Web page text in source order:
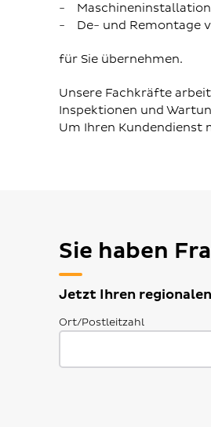
De- und Remontage
für Sie übernehmen.
Unsere Fachkräfte
Inspektionen und
Um Ihren Kundendienst
Sie haben
Jetzt Ihren
Ort/Postleitzahl